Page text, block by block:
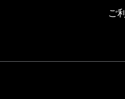
ご